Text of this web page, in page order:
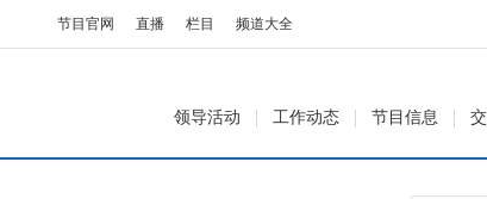
节目官网 直播 栏目 频道大全
领导活动 工作动态 节目信息